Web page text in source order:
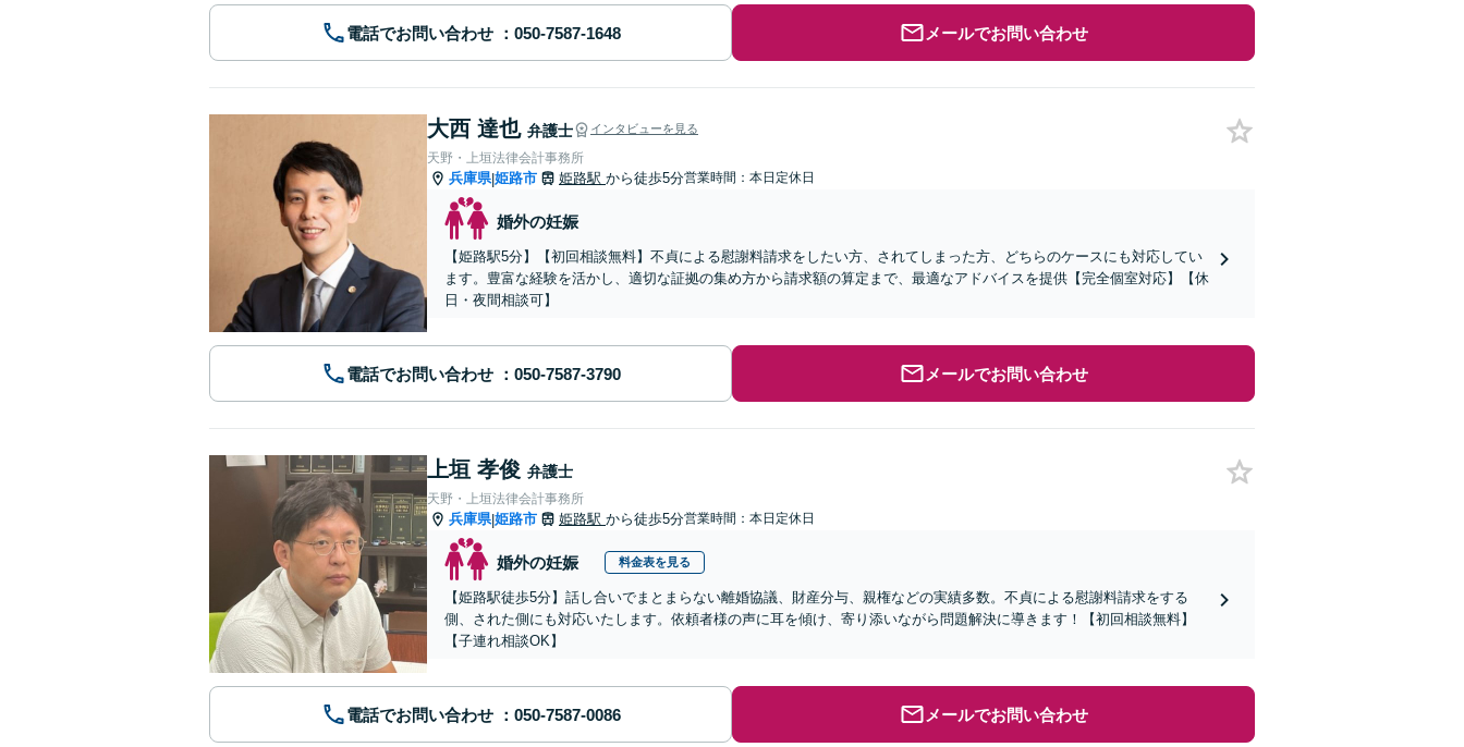
電話でお問い合わせ メールでお問い合わせ
大西 達也 弁護士 インタビューを見る
天野・上垣法律会計事務所
兵庫県|姫路市 姫路駅 から徒歩5分営業時間：本日定休日
婚外の妊娠
【姫路駅5分】【初回相談無料】不貞による慰謝料請求をしたい方、されてしまった方、どちらのケースにも対応してい
ます。豊富な経験を活かし、適切な証拠の集め方から請求額の算定まで、最適なアドバイスを提供【完全個室対応】【休
日・夜間相談可】
電話でお問い合わせ メールでお問い合わせ
上垣 孝俊 弁護士
天野・上垣法律会計事務所
兵庫県|姫路市 姫路駅 から徒歩5分営業時間：本日定休日
婚外の妊娠 料金表を見る
【姫路駅徒歩5分】話し合いでまとまらない離婚協議、財産分与、親権などの実績多数。不貞による慰謝料請求をする
側、された側にも対応いたします。依頼者様の声に耳を傾け、寄り添いながら問題解決に導きます！【初回相談無料】
【子連れ相談OK】
電話でお問い合わせ メールでお問い合わせ